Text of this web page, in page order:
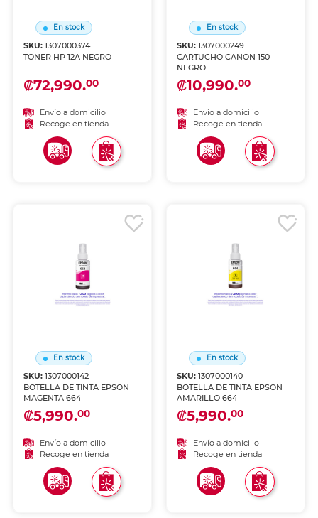
En stock
SKU:1307000374
TONER HP 12A NEGRO
₡72,990.00
Envío a domicilio
Recoge en tienda
En stock
SKU: 1307000249
CARTUCHO CANON 150
NEGRO
₡10,990.00
Envío a domicilio
Recoge en tienda
En stock
SKU:1307000142
BOTELLA DE TINTA EPSON
MAGENTA 664
₡5,990.00
Envío a domicilio
Recoge en tienda
En stock
SKU: 1307000140
BOTELLA DE TINTA EPSON
AMARILLO 664
₡5,990.00
Envío a domicilio
Recoge en tienda